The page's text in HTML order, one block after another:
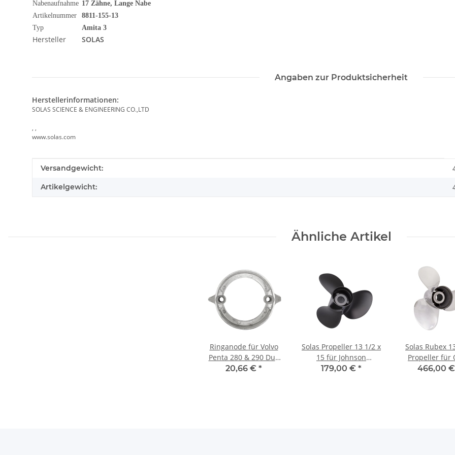
Nabenaufnahme 17 Zähne, Lange Nabe
Artikelnummer
8811-155-13
Typ
Amita 3
Hersteller SOLAS
Angaben zur Produktsicherheit
Herstellerinformationen:
SOLAS SCIENCE & ENGINEERING CO.,LTD
, ,
www.solas.com
Produkteigenschaft
Wert
Versandgewicht:
Artikelgewicht:
Ähnliche Artikel
Ringanode für Volvo
Penta 280 & 290 Duo
Prop Aluminium
20,66 € *
Solas Propeller 13 1/2 x
15 für Johnson
Evinrude 40-140PS 3
179,00 € *
Solas Rubex
Propeller für
Modell 400 120 -
466,00 €